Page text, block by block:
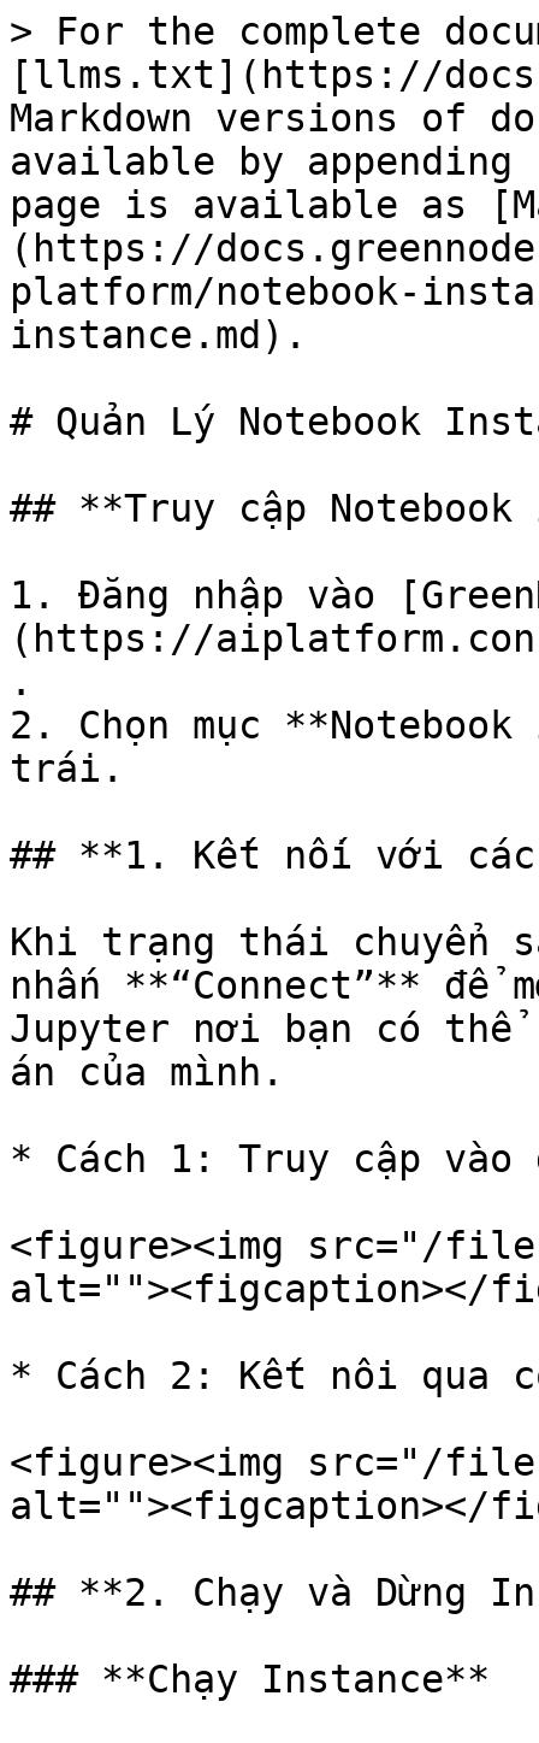
> For the complete
[llms.txt](https://
Markdown versions of
available by
page is available as
(https://
platform/notebook-
instance.md).
# Quản Lý Notebook
## **Truy cập
1. Đăng nhập vào
(https://
.
2. Chọn mục
trái.
## **1. Kết nối với các
Khi trạng thái chuyển
nhấn **“Connect”** để
Jupyter nơi bạn có thể
án của mình.
* Cách 1: Truy cập vào
<figure><img src="/
alt=""><figcaption></
* Cách 2: Kết nôi qua
<figure><img src="/files/
alt=""><figcaption></
## **2. Chạy và Dừng
### **Chạy Instance**